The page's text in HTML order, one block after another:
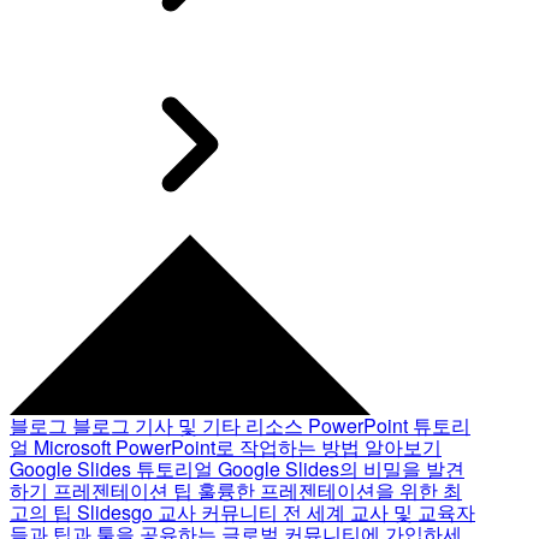
블로그 블로그 기사 및 기타 리소스 PowerPoint 튜토리
얼 Microsoft PowerPoint로 작업하는 방법 알아보기
Google Slides 튜토리얼 Google Slides의 비밀을 발견
하기 프레젠테이션 팁 훌륭한 프레젠테이션을 위한 최
고의 팁 Slidesgo 교사 커뮤니티 전 세계 교사 및 교육자